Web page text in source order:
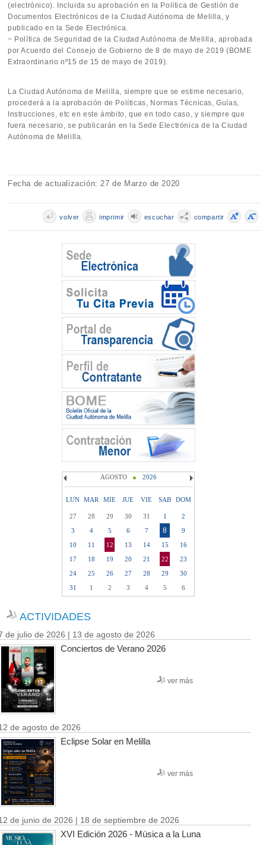
(electrónico). Incluida su aprobación en la Política de Gestión de
Documentos Electrónicos de la Ciudad Autónoma de Melilla, y
publicado en la Sede Electrónica.
− Política de Seguridad de la Ciudad Autónoma de Melilla, aprobada
por Acuerdo del Consejo de Gobierno de 8 de mayo de 2019 (BOME
Extraordinario nº15 de 15 de mayo de 2019).
La Ciudad Autónoma de Melilla, siempre que se estime necesario,
procederá a la aprobación de Políticas, Normas Técnicas, Guías,
Instrucciones, etc en este ámbito, que en todo caso, y siempre que
fuera necesario, se publicarán en la Sede Electrónica de la Ciudad
Autónoma de Melilla.
Fecha de actualización: 27 de Marzo de 2020
compartir
escuchar
imprimir
volver
AGOSTO 2026
LUN MAR MIE JUE VIE SAB DOM
27 28 29 30 31 1
2
3
4 5 6 7 8
9
10
11 12 13 14 15
16
17
18 19 20 21 22
23
24
25 26 27 28 29
30
31
1 2 3 4 5 6
ACTIVIDADES
de julio de 2026 | 13 de agosto de 2026
Conciertos de Verano 2026
ver más
de agosto de 2026
Eclipse Solar en Melilla
ver más
de junio de 2026 | 18 de septiembre de 2026
XVI Edición 2026 - Música a la Luna